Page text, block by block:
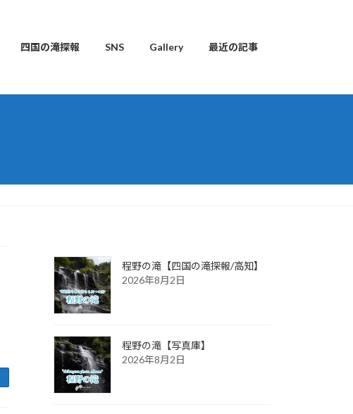
四国の滝探報 SNS Gallery 最近の記事
程野の滝【四国の滝探報/高知】
2026年8月2日
程野の滝【写真庫】
2026年8月2日